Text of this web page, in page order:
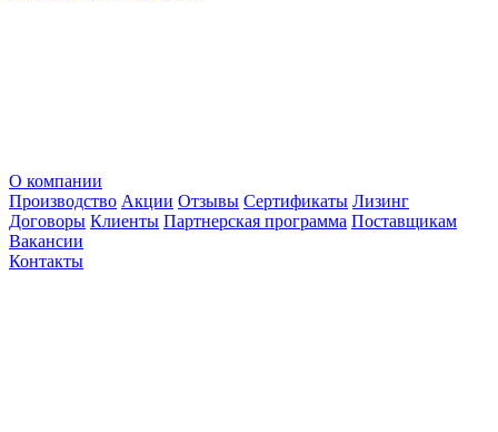
О компании
Производство Акции Отзывы Сертификаты Лизинг
Договоры Клиенты Партнерская программа Поставщикам
Вакансии
Контакты